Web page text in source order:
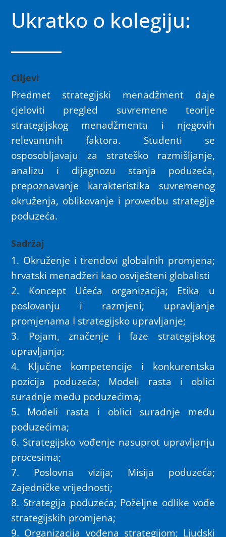
Ukratko o kolegiju:
Ciljevi
Predmet strategijski menadžment daje
cjeloviti pregled suvremene teorije
strategijskog menadžmenta i njegovih
relevantnih faktora. Studenti se
osposobljavaju za strateško razmišljanje,
analizu i dijagnozu stanja poduzeća,
prepoznavanje karakteristika suvremenog
okruženja, oblikovanje i provedbu strategije
poduzeća.
Sadržaj
1. Okruženje i trendovi globalnih promjena;
hrvatski menadžeri kao osviješteni globalisti
2. Koncept Učeća organizacija; Etika u
poslovanju i razmjeni; upravljanje
promjenama I strategijsko upravljanje;
3. Pojam, značenje i faze strategijskog
upravljanja;
4. Ključne kompetencije i konkurentska
pozicija poduzeća; Modeli rasta i oblici
suradnje među poduzećima;
5. Modeli rasta i oblici suradnje među
poduzećima;
6. Strategijsko vođenje nasuprot upravljanju
procesima;
7. Poslovna vizija; Misija poduzeća;
Zajedničke vrijednosti;
8. Strategija poduzeća; Poželjne odlike vođe
strategijskih promjena;
9. Organizacija vođena strategijom; Ljudski